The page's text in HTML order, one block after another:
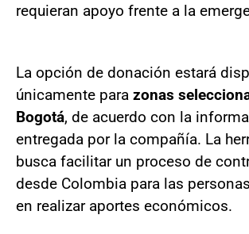
requieran apoyo frente a la
La opción de donación estará
únicamente para zonas
Bogotá, de acuerdo con la
entregada por la compañía. La
busca facilitar un proceso de
desde Colombia para las
en realizar aportes económicos.